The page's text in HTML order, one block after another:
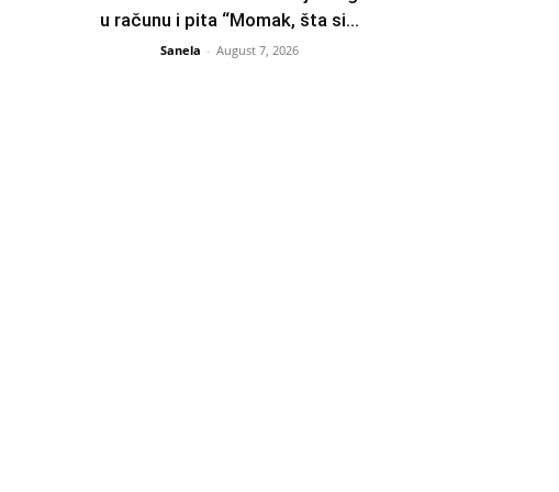
u računu i pita “Momak, šta si...
Sanela - August 7, 2026